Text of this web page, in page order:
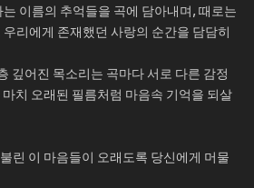
는 이름의 추억들을 곡에 담아내며, 때로는
리에게 존재했던 사랑의 순간을 담담히
깊어진 목소리는 곡마다 서로 다른 감정
치 오래된 필름처럼 마음속 기억을 되살
린 이 마음들이 오래도록 당신에게 머물